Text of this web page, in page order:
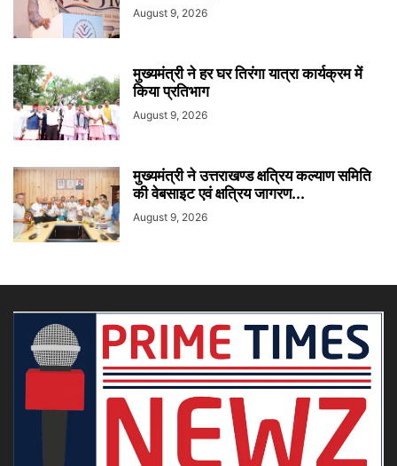
August 9, 2026
मुख्यमंत्री ने हर घर तिरंगा यात्रा कार्यक्रम में
किया प्रतिभाग
August 9, 2026
मुख्यमंत्री ने उत्तराखण्ड क्षत्रिय कल्याण समिति
की वेबसाइट एवं क्षत्रिय जागरण...
August 9, 2026